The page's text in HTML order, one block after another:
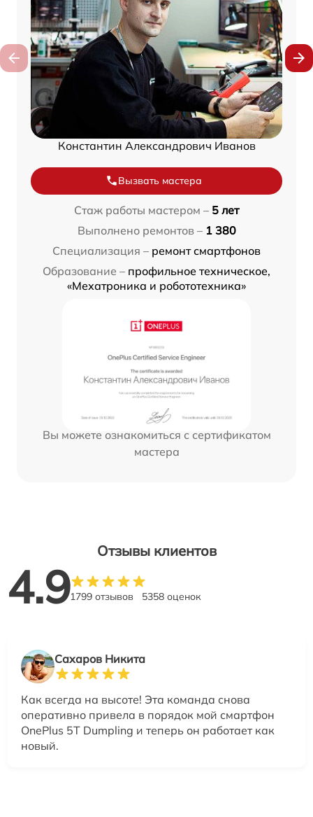
Константин Александрович Иванов
Вызвать мастера
Стаж работы мастером – 5 лет
Выполнено ремонтов – 1 380
Специализация – ремонт смартфонов
Образование – профильное техническое,
«Мехатроника и робототехника»
Вы можете ознакомиться с сертификатом
мастера
Отзывы клиентов
4.91799 отзывов 5358 оценок
Сахаров Никита
Как всегда на высоте! Эта команда снова
оперативно привела в порядок мой смартфон
OnePlus 5T Dumpling и теперь он работает как
новый.